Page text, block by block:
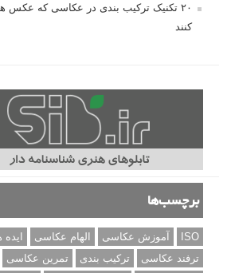
۲۰ تکنیک ترکیب بندی در عکاسی که عکس
کنند
برچسب‌ها
ISO آموزش عکاسی الهام عکاسی
ترفند عکاسی
ترکیب بندی تمرین عکاسی